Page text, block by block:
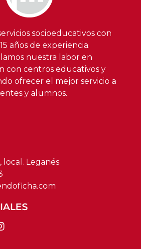
socioeducativos con
años de experiencia.
nuestra labor en
con centros educativos y
ofrecer el mejor servicio a
y alumnos.
local. Leganés